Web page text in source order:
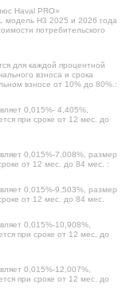
Haval PRO»
модель H3 2025 и 2026 года
потребительского
для каждой процентной
взноса и срока
взносе от 10% до 80%.:
0,015%- 4,405%,
при сроке от 12 мес. до
0,015%-7,008%, размер
от 12 мес. до 84 мес. :
0,015%-9,503%, размер
от 12 мес. до 84 мес.
0,015%-10,908%,
при сроке от 12 мес. до
0,015%-12,007%,
при сроке от 12 мес. до